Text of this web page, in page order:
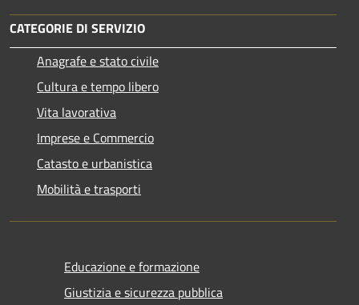
CATEGORIE DI SERVIZIO
Anagrafe e stato civile
Cultura e tempo libero
Vita lavorativa
Imprese e Commercio
Catasto e urbanistica
Mobilità e trasporti
Educazione e formazione
Giustizia e sicurezza pubblica